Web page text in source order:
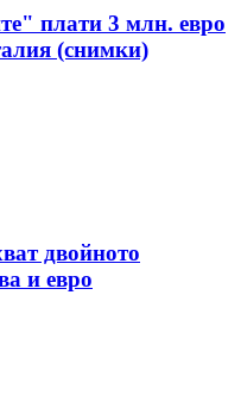
плати 3 млн. евро
(снимки)
двойното
и евро